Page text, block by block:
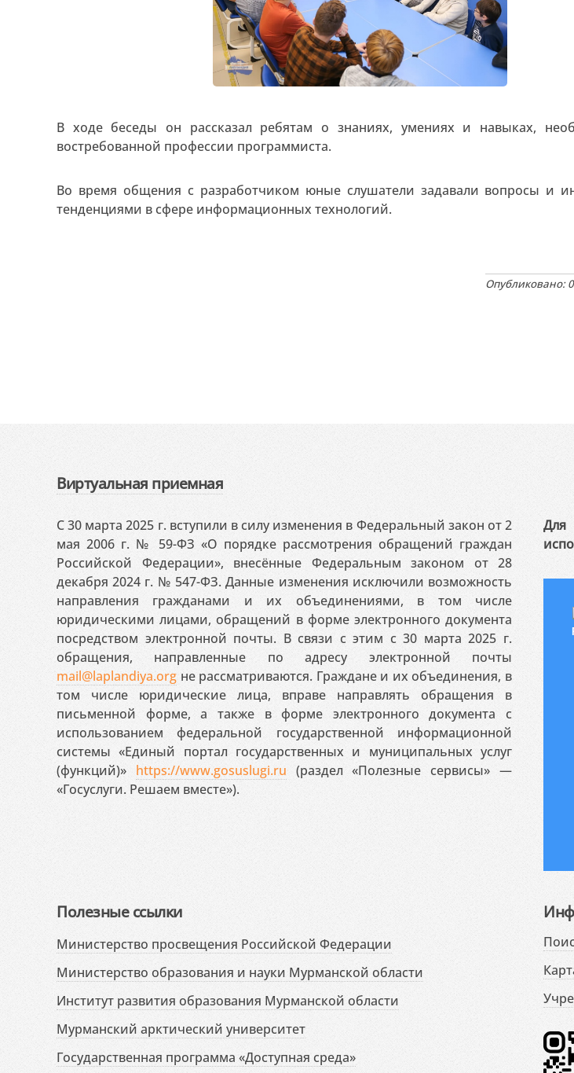
В ходе беседы он рассказал ребятам о знаниях, умениях и навыках,
востребованной профессии программиста.
Во время общения с разработчиком юные слушатели задавали вопросы и
тенденциями в сфере информационных технологий.
Опубликовано:
Виртуальная приемная
С 30 марта 2025 г. вступили в силу изменения в Федеральный закон от 2
мая 2006 г. № 59-ФЗ «О порядке рассмотрения обращений граждан
Российской Федерации», внесённые Федеральным законом от 28
декабря 2024 г. № 547-ФЗ. Данные изменения исключили возможность
направления гражданами и их объединениями, в том числе
юридическими лицами, обращений в форме электронного документа
посредством электронной почты. В связи с этим с 30 марта 2025 г.
обращения, направленные по адресу электронной почты
mail@laplandiya.org не рассматриваются. Граждане и их объединения, в
том числе юридические лица, вправе направлять обращения в
письменной форме, а также в форме электронного документа с
использованием федеральной государственной информационной
системы «Единый портал государственных и муниципальных услуг
(функций)» https://www.gosuslugi.ru (раздел «Полезные сервисы» —
«Госуслуги. Решаем вместе»).
Для
Полезные ссылки
Министерство просвещения Российской Федерации
Министерство образования и науки Мурманской области
Институт развития образования Мурманской области
Мурманский арктический университет
Государственная программа «Доступная среда»